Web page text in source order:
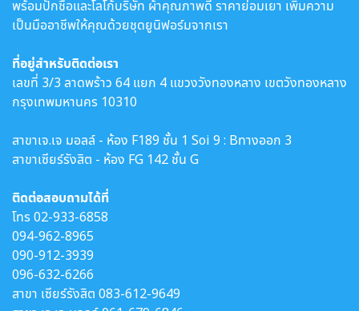
พร้อมปักชื่อและโลโก้บริษัท ผ้าคุณภาพดี ราคาย่อมเยา เพิ่มความ
เป็นมืออาชีพให้คุณด้วยชุดยูนิฟอร์มจากเรา
ที่อยู่สำหรับติดต่อเรา
เลขที่ 3/3 ลาดพร้าว 64 แยก 4 แขวงวังทองหลาง เขตวังทองหลาง
กรุงเทพมหานคร 10310
สาขาเจ.เจ มอลล์ - ห้อง F189 ชั้น 1 Soi 9 : Bทางออก 3
สาขาเซียร์รังสิต - ห้อง FG 142 ชั้น G
ติดต่อสอบถามได้ที่
โทร02-933-6858
094-962-8965
090-912-3939
096-632-6266
สาขา เซียร์รังสิต 083-612-9649